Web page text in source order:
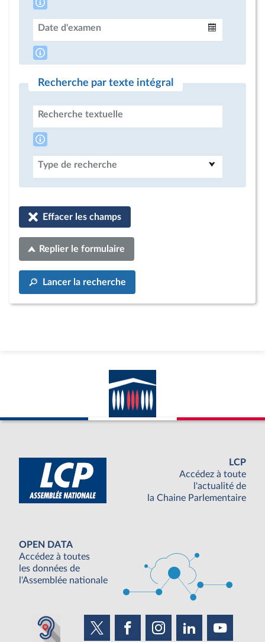
Date d'examen
Recherche par texte intégral
Recherche textuelle
Type de recherche
Effacer les champs
Replier le formulaire
Lancer la recherche
LCP
Accédez à toute
l'actualité de
la Chaine Parlementaire
OPEN DATA
Accédez à toutes
les données de
l'Assemblée nationale